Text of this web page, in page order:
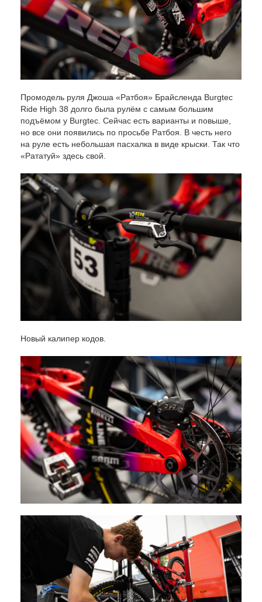
Промодель руля Джоша «Ратбоя» Брайсленда Burgtec
Ride High 38 долго была рулём с самым большим
подъёмом у Burgtec. Сейчас есть варианты и повыше,
но все они появились по просьбе Ратбоя. В честь него
на руле есть небольшая пасхалка в виде крыски. Так что
«Рататуй» здесь свой.
Новый калипер кодов.